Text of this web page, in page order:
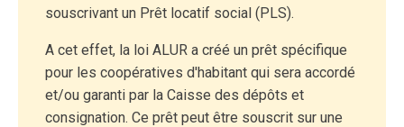
souscrivant un Prêt locatif social (PLS).
A cet effet, la loi ALUR a créé un prêt spécifique
pour les coopératives d'habitant qui sera accordé
et/ou garanti par la Caisse des dépôts et
consignation. Ce prêt peut être souscrit sur une